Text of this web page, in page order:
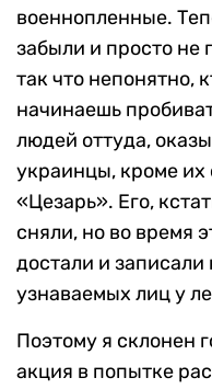
военнопленные.
забыли и просто не
так что непонятно,
начинаешь
людей оттуда,
украинцы, кроме
«Цезарь». Его,
сняли, но во время
достали и записали
узнаваемых лиц у
Поэтому я склонен
акция в попытке